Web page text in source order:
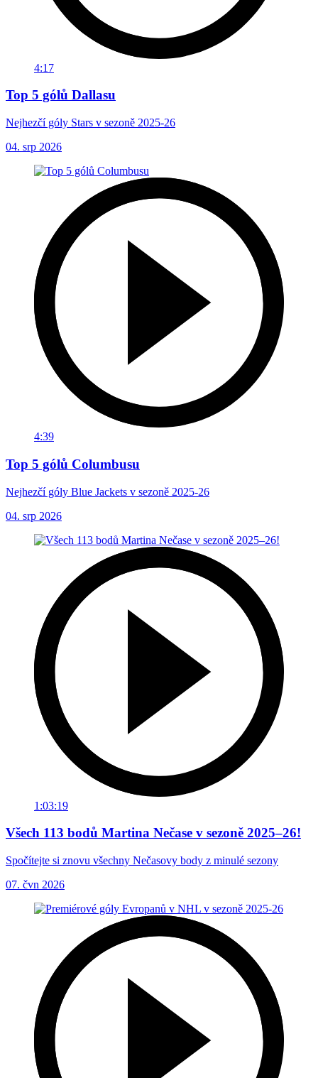
4:17
Top 5 gólů Dallasu
Nejhezčí góly Stars v sezoně 2025-26
04. srp 2026
4:39
Top 5 gólů Columbusu
Nejhezčí góly Blue Jackets v sezoně 2025-26
04. srp 2026
1:03:19
Všech 113 bodů Martina Nečase v sezoně 2025–26!
Spočítejte si znovu všechny Nečasovy body z minulé sezony
07. čvn 2026